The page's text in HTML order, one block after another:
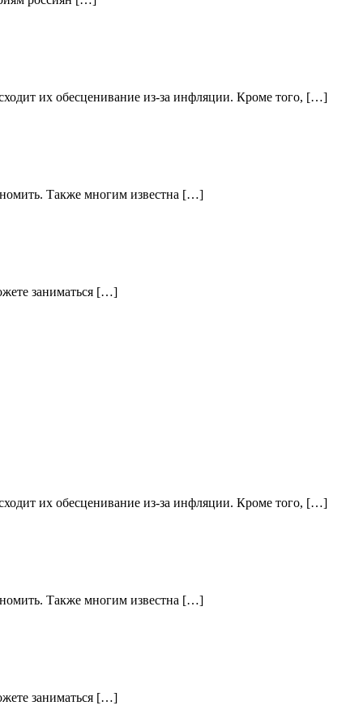
их обесценивание из-за инфляции. Кроме того, […]
Также многим известна […]
заниматься […]
их обесценивание из-за инфляции. Кроме того, […]
Также многим известна […]
заниматься […]